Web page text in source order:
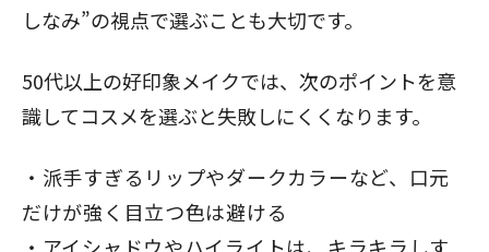
しなみ”の視点で選ぶことも大切です。
50代以上の好印象メイクでは、次のポイントを意
識してコスメを選ぶと失敗しにくくなります。
派手すぎるリップやダークカラーなど、口元
だけが強く目立つ色は避ける